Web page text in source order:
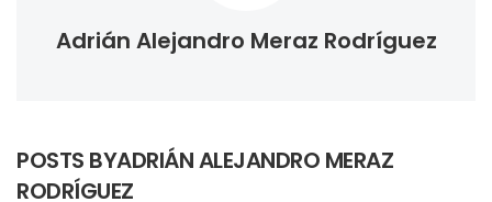
Adrián Alejandro Meraz Rodríguez
POSTS BYADRIÁN ALEJANDRO MERAZ
RODRÍGUEZ